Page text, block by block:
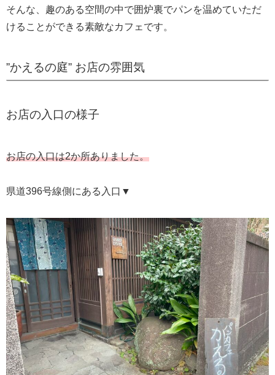
そんな、趣のある空間の中で囲炉裏でパンを温めていただ
けることができる素敵なカフェです。
”かえるの庭” お店の雰囲気
お店の入口の様子
お店の入口は2か所ありました。
県道396号線側にある入口▼